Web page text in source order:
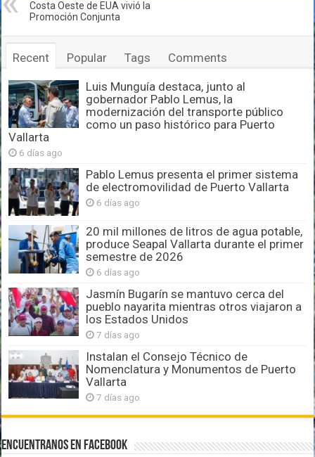
Costa Oeste de EUA vivió la
Promoción Conjunta
Recent Popular Tags Comments
Luis Munguía destaca, junto al
gobernador Pablo Lemus, la
modernización del transporte público
como un paso histórico para Puerto
Vallarta
6 días ago
Pablo Lemus presenta el primer sistema
de electromovilidad de Puerto Vallarta
6 días ago
20 mil millones de litros de agua potable,
produce Seapal Vallarta durante el primer
semestre de 2026
6 días ago
Jasmín Bugarín se mantuvo cerca del
pueblo nayarita mientras otros viajaron a
los Estados Unidos
7 días ago
Instalan el Consejo Técnico de
Nomenclatura y Monumentos de Puerto
Vallarta
7 días ago
Encuentranos en Facebook